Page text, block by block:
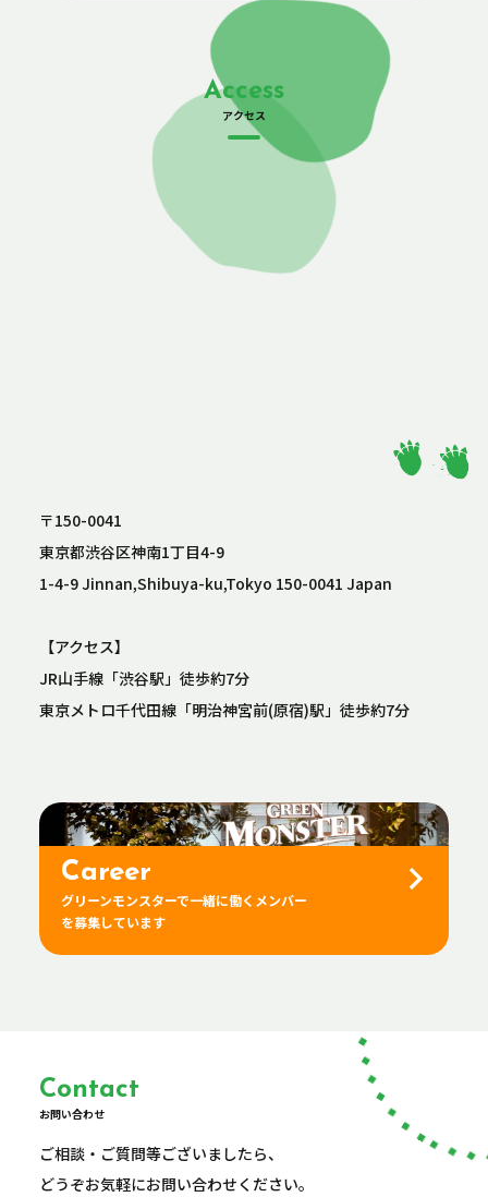
Access
アクセス
〒150-0041
東京都渋谷区神南1丁目4-9
1-4-9 Jinnan,Shibuya-ku,Tokyo 150-0041 Japan
【アクセス】
JR山手線「渋谷駅」徒歩約7分
東京メトロ千代田線「明治神宮前(原宿)駅」徒歩約7分
Career
グリーンモンスターで一緒に働くメンバー
を募集しています
Contact
お問い合わせ
ご相談・ご質問等ございましたら、
どうぞお気軽にお問い合わせください。